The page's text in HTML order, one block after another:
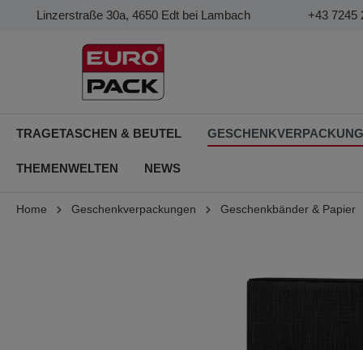
Linzerstraße 30a, 4650 Edt bei Lambach +43 7245
TRAGETASCHEN & BEUTEL
THEMENWELTEN NEWS
Home Geschenkverpackungen Geschenkbänder & Papier